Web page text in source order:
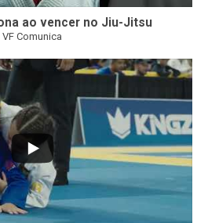
ao vencer no Jiu-Jitsu
VF Comunica
...